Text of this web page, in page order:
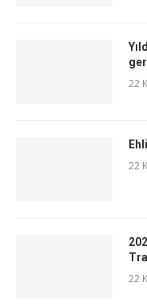
22
22
22